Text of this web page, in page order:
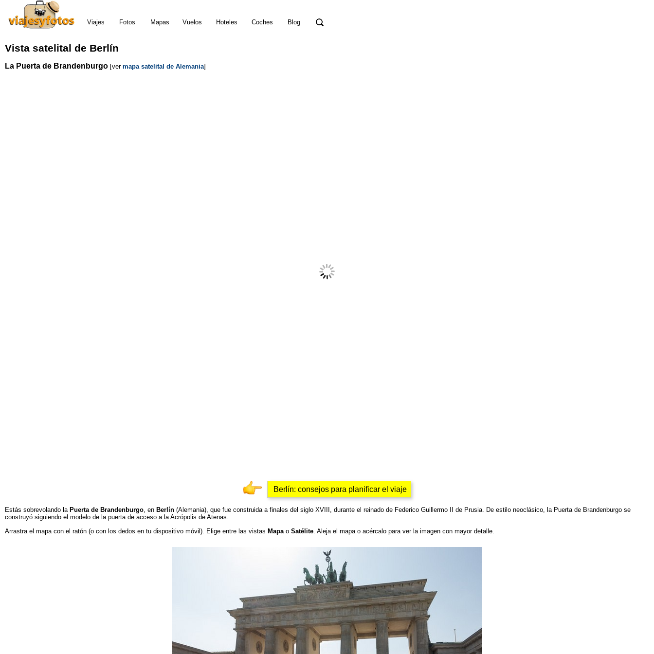
Viajes Fotos Mapas Vuelos Hoteles Coches Blog
Vista satelital de Berlín
La Puerta de Brandenburgo [ver mapa satelital de Alemania]
Berlín: consejos para planificar el viaje
Estás sobrevolando la Puerta de Brandenburgo, en Berlín (Alemania), que fue construida a finales del siglo XVIII, durante el reinado de Federico Guillermo II de Prusia. De estilo neoclásico, la Puerta de Brandenburgo se
construyó siguiendo el modelo de la puerta de acceso a la Acrópolis de Atenas.
Arrastra el mapa con el ratón (o con los dedos en tu dispositivo móvil). Elige entre las vistas Mapa o Satélite . Aleja el mapa o acércalo para ver la imagen con mayor detalle.